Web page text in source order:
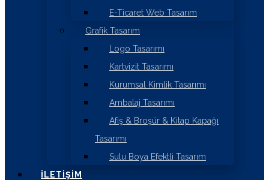
E-Ticaret Web Tasarım
Grafik Tasarım
Logo Tasarımı
Kartvizit Tasarımı
Kurumsal Kimlik Tasarımı
Ambalaj Tasarımı
Afiş & Broşür & Kitap Kapağı
Tasarımı
Sulu Boya Efektli Tasarım
İLETIŞIM